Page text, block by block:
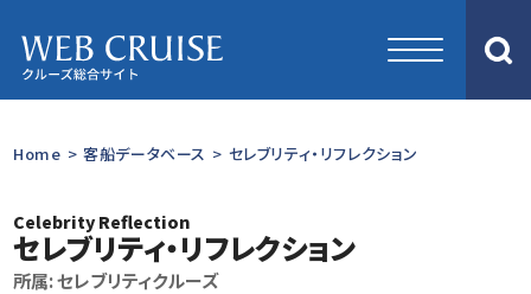
Home > 客船データベース > セレブリティ・リフレクション
Celebrity Reflection
セレブリティ・リフレクション
所属: セレブリティクルーズ